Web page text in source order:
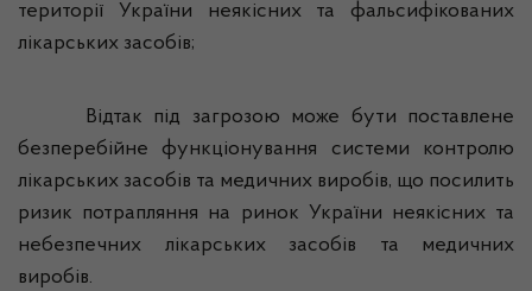
території України неякісних та фальсифікованих
лікарських засобів;
Відтак під загрозою може бути поставлене
безперебійне функціонування системи контролю
лікарських засобів та медичних виробів, що посилить
ризик потрапляння на ринок України неякісних та
небезпечних лікарських засобів та медичних
виробів.